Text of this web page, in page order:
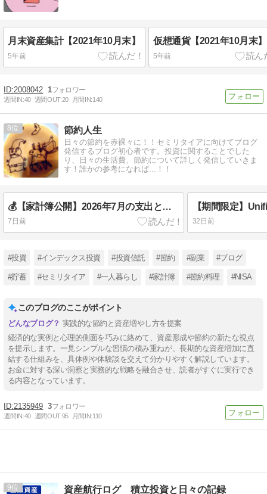
月末資産集計【2021年10月末】
5年前
仮想通貨【2021年10月末】
5年前
2008042 1
週間IN:40 週間OUT:20 月間IN:140
8 節約人生
日々の節約を赤裸々に！！セミリタイアに向けてブログ
発信するブログ初心者です。投資に関することでした
り、日々の生活費、節約について詳しく発信していきま
す！誰かの参考になれば...！！
💰【家計簿公開】2026年7月の支出とサイドFIREへの道
7日前 32日前
#投資 #インデックス投資 #投資信託 #節約 #副業 #ブログ
#貯蓄 #セミリタイア #一人暮らし #家計簿 #節約料理 #NISA
このブログのここがポイント
実践的な節約と資産増やし方を提案
経済的な実例と心理的側面を巧みに絡めて、資産形成や節約の新たな視点
を提示します。一見シンプルな習慣の積み重ねが、長期的な資産増加に直
結する仕組みを、具体例や体験談を交えて分かりやすく解説しています。
お金に対する深い洞察と実務的な戦略を融合させ、読者がすぐに実行でき
る内容となっています。
2135949 3
週間IN:40 週間OUT:95 月間IN:110
9 資産航行ログ 積立投資と日々の記録